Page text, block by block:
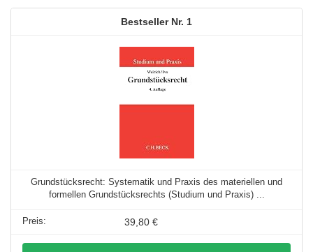
1
Grundstücksrecht: Systematik und Praxis des materiellen und
formellen Grundstücksrechts (Studium und Praxis) ...
39,80 €